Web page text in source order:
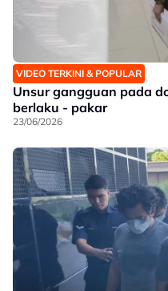
VIDEO TERKINI & POPULAR
Unsur gangguan pada
berlaku - pakar
23/06/2026